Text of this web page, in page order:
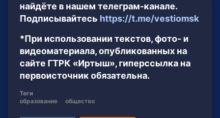
найдёте в нашем телеграм-канале.
Подписывайтесь https://t.me/vestiomsk
*При использовании текстов, фото- и
видеоматериала, опубликованных на
сайте ГТРК «Иртыш», гиперссылка на
первоисточник обязательна.
Теги
образование
общество